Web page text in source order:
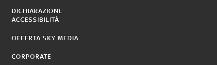
DICHIARAZIONE
ACCESSIBILITÀ
OFFERTA SKY MEDIA
CORPORATE